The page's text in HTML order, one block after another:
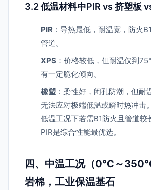
3.2 低温材料中PIR vs 挤塑板
PIR ：导热最低，耐温宽，防火
管道。
XPS ：价格较低，但耐温仅到
有一定脆化倾向。
橡塑 ：柔性好，闭孔防潮，但
无法应对极端低温或瞬时热冲击。
低温工况下若需B1防火且管道较
PIR是综合性能最优选。
四、中温工况（0℃～
岩棉，工业保温基石